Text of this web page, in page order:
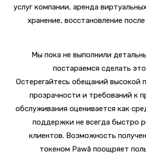
услуг компании, аренда
хранение,
Мы пока не выполнили
постараемся
Остерегайтесь обещаний
прозрачности и
обслуживания оценивается
поддержки не всегда
клиентов. Возможность
токеном Pawā